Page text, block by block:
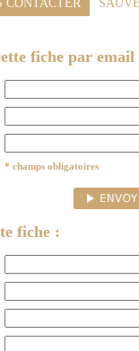
CONTACTER
fiche par email
* champs obligatoires
fiche :